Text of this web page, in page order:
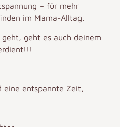
– für mehr
im Mama-Alltag.
geht es auch deinem
eine entspannte Zeit,